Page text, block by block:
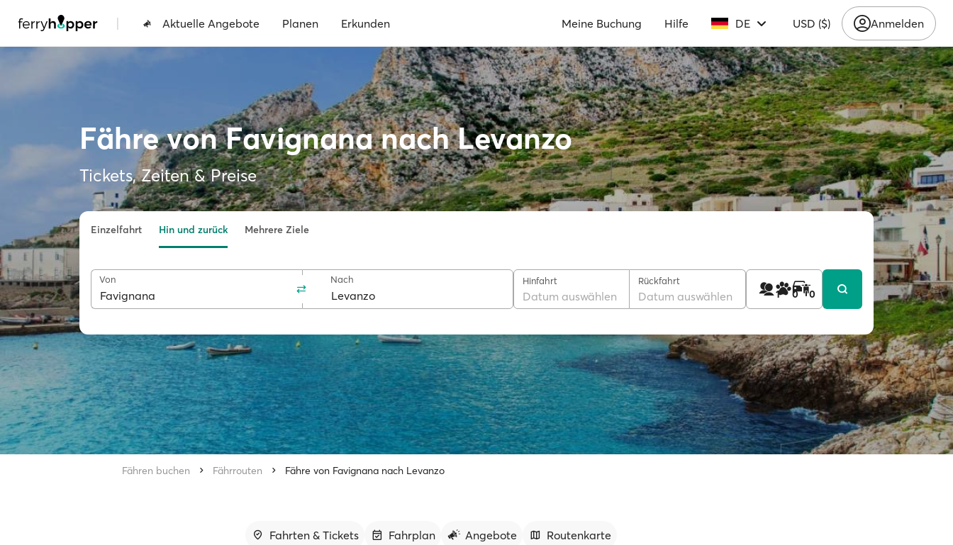
| Aktuelle Angebote Planen Erkunden Meine Buchung Hilfe DE USD ($) Anmelden
Fähre von Favignana nach Levanzo
Tickets, Zeiten & Preise
Einzelfahrt Hin und zurück Mehrere Ziele
Von Nach Hinfahrt
Datum auswählen
Rückfahrt
Datum auswählen 1 0 0
Fähren buchen Fährrouten Fähre von Favignana nach Levanzo
Fahrten & Tickets Fahrplan Angebote Routenkarte